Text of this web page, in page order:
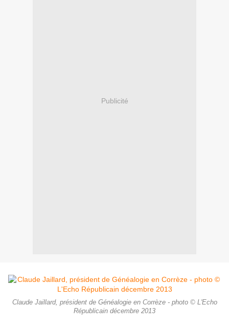
Publicité
Claude Jaillard, président de Généalogie en Corrèze - photo © L'Echo
Républicain décembre 2013